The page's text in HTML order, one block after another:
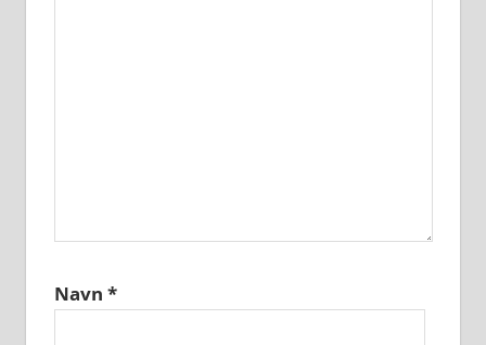
Navn *